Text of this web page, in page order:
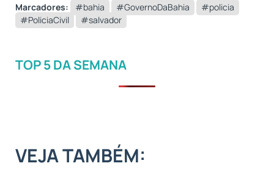
Marcadores: #bahia #GovernoDaBahia
#policia
#PoliciaCivil
#salvador
TOP 5 DA SEMANA
VEJA TAMBÉM: